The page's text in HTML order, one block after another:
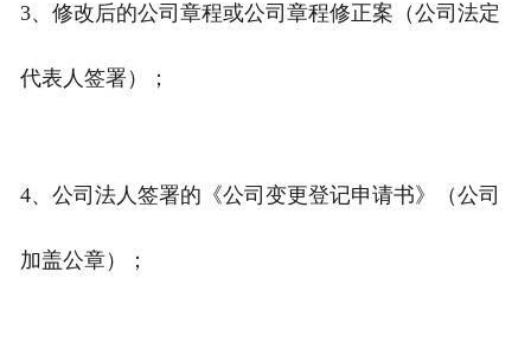
3、修改后的公司章程或公司章程修正案（公司法定
代表人签署）；
4、公司法人签署的《公司变更登记申请书》（公司
加盖公章）；